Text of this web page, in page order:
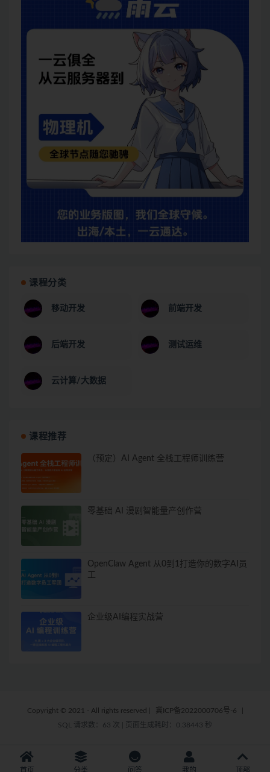
课程分类
移动开发 前端开发
后端开发 测试运维
云计算/大数据
课程推荐
（预定）AI Agent 全栈工程师训练营
零基础 AI 漫剧智能量产创作营
OpenClaw Agent 从0到1打造你的数字AI员
企业级AI编程实战营
Copyright © 2021 - All rights reserved 冀ICP备2022000706号-6
SQL 请求数：63 次
页面生成耗时：0.38443 秒
首页 分类 问答 我的 顶部